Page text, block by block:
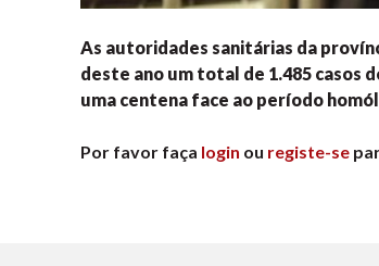
As autoridades sanitárias da
deste ano um total de 1.485 casos
uma centena face ao período
Por favor faça login ou registe-se